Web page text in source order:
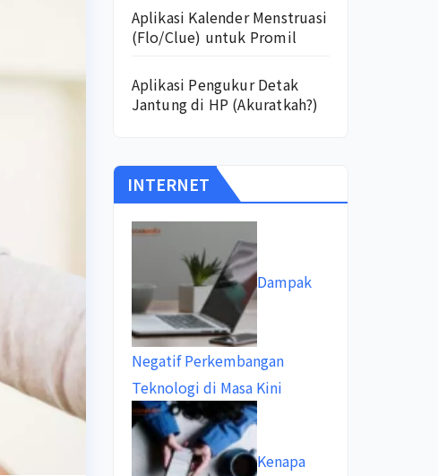
Aplikasi Kalender Menstruasi
(Flo/Clue) untuk Promil
Aplikasi Pengukur Detak
Jantung di HP (Akuratkah?)
INTERNET
Dampak
Negatif Perkembangan
Teknologi di Masa Kini
Kenapa